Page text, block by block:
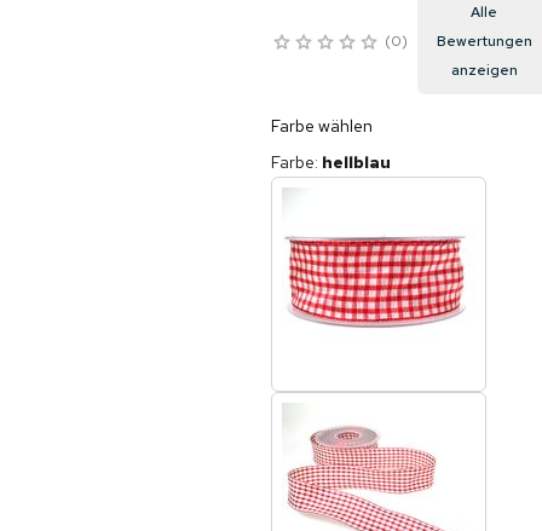
0
Alle
Bewertungen
anzeigen
Farbe wählen
Farbe: hellblau